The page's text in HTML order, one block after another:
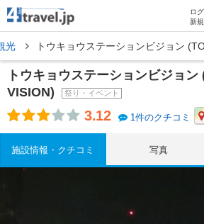
ロ
新
光 トウキョウステーションビジョン
トウキョウステーションビジョ
VISION)
祭り・イベント
3.12 1件のクチコミ
施設情報・クチコミ 写真